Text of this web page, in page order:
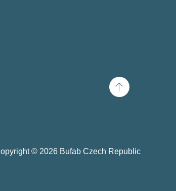
Scroll
© 2026 Bufab Czech Republic